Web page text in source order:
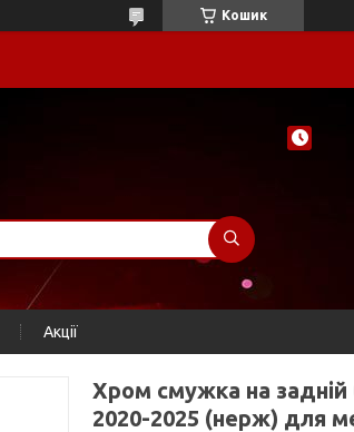
Кошик
Акції
Хром смужка на
2020-2025 (нерж) для